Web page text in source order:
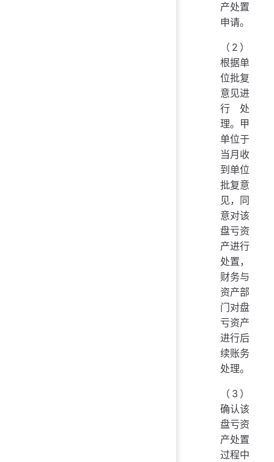
产处置
申请。
（2）
根据单
位批复
意见进
行处
理。甲
单位于
当月收
到单位
批复意
见，同
意对该
盘亏资
产进行
处置，
财务与
资产部
门对盘
亏资产
进行后
续账务
处理。
（3）
确认该
盘亏资
产处置
过程中